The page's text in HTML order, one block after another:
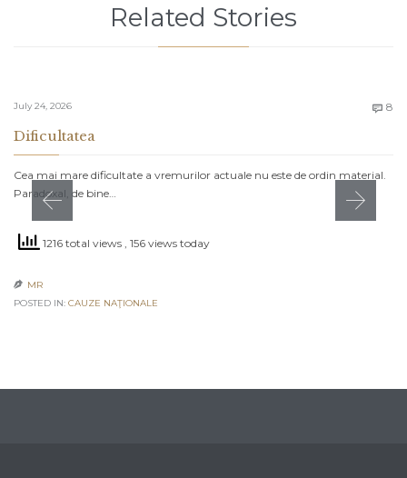
Related Stories
July 24, 2026  8
Dificultatea
Cea mai mare dificultate a vremurilor actuale nu este de ordin material.
Paradoxal, de bine…
1216 total views , 156 views today
 MR
POSTED IN: CAUZE NAŢIONALE